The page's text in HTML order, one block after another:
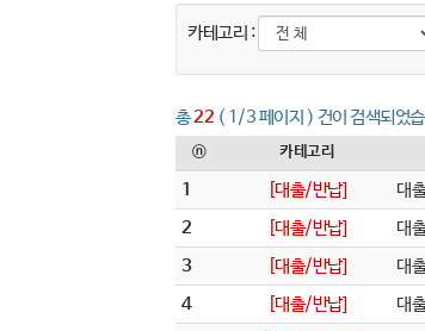
카테고리 :
총22 ( 1/3 페이지 ) 건이 검색되었
ⓝ 카테고리
1 [대출/반납]
대
2
[대출/반납]
대
3
[대출/반납]
대
4
[대출/반납]
대